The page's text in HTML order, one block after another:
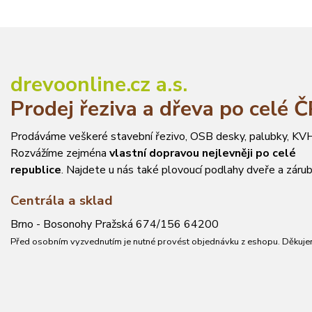
drevoonline.cz a.s.
Prodej řeziva a dřeva po celé
Prodáváme veškeré stavební řezivo, OSB desky, palubky,
Rozvážíme zejména vlastní dopravou nejlevněji po celé
republice. Najdete u nás také plovoucí podlahy dveře a
Centrála a sklad
Brno - Bosonohy Pražská 674/156 64200
Před osobním vyzvednutím je nutné provést objednávku z eshopu.